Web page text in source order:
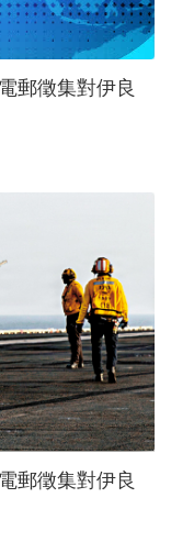
郵徵集對伊良